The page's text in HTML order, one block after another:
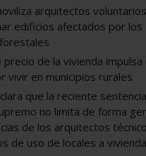
arquitectos
edificios afectados por los
precio de la vivienda impulsa
vivir en municipios rurales
que la reciente
no limita de forma
de los arquitectos
de uso de locales a